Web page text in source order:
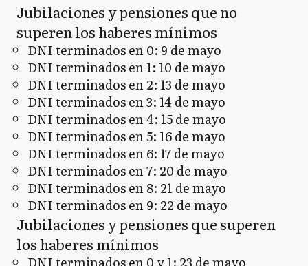
Jubilaciones y pensiones que no
superen los haberes mínimos
DNI terminados en 0: 9 de mayo
DNI terminados en 1: 10 de mayo
DNI terminados en 2: 13 de mayo
DNI terminados en 3: 14 de mayo
DNI terminados en 4: 15 de mayo
DNI terminados en 5: 16 de mayo
DNI terminados en 6: 17 de mayo
DNI terminados en 7: 20 de mayo
DNI terminados en 8: 21 de mayo
DNI terminados en 9: 22 de mayo
Jubilaciones y pensiones que superen
los haberes mínimos
DNI terminados en 0 y 1: 23 de mayo